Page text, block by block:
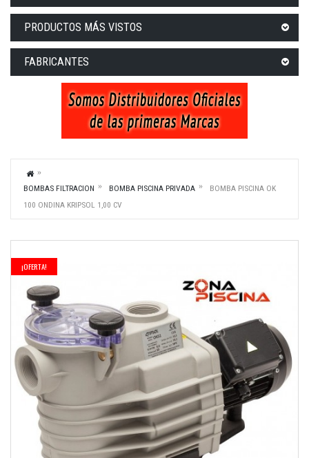
PRODUCTOS MÁS VISTOS
FABRICANTES
BOMBAS FILTRACION BOMBA PISCINA PRIVADA
BOMBA PISCINA OK
100 ONDINA KRIPSOL 1,00 CV
¡OFERTA!